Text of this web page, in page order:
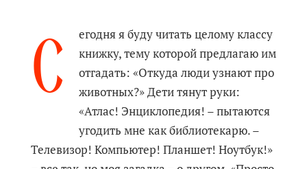
С
егодня я буду читать целому классу
книжку, тему которой предлагаю им
отгадать: «Откуда люди узнают про
животных?» Дети тянут руки:
«Атлас! Энциклопедия! – пытаются
угодить мне как библиотекарю. –
Телевизор! Компьютер! Планшет! Ноутбук!»